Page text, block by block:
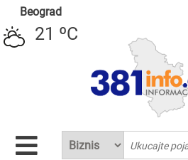
Beograd
21 ºC